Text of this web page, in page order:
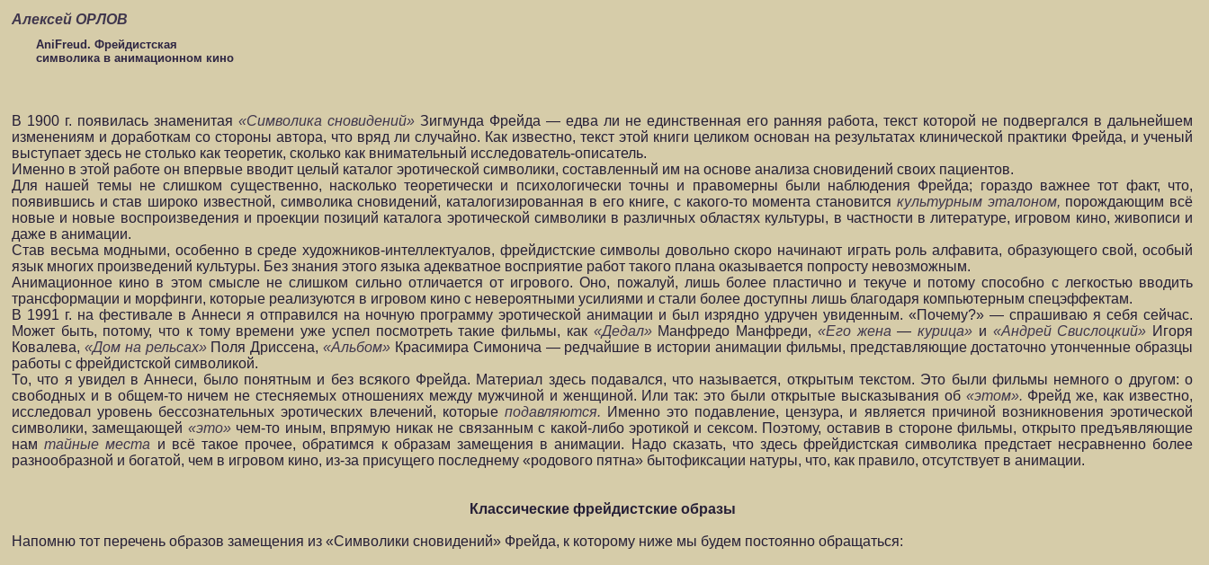
Алексей ОРЛОВ
AniFreud. Фрейдистская
символика в анимационном кино
В 1900 г. появилась знаменитая «Символика сновидений» Зигмунда Фрейда — едва ли не единственная его ранняя работа, текст которой не подвергался в дальнейшем
изменениям и доработкам со стороны автора, что вряд ли случайно. Как известно, текст этой книги целиком основан на результатах клинической практики Фрейда, и ученый
выступает здесь не столько как теоретик, сколько как внимательный исследователь-описатель.
Именно в этой работе он впервые вводит целый каталог эротической символики, составленный им на основе анализа сновидений своих пациентов.
Для нашей темы не слишком существенно, насколько теоретически и психологически точны и правомерны были наблюдения Фрейда; гораздо важнее тот факт, что,
появившись и став широко известной, символика сновидений, каталогизированная в его книге, с какого-то момента становится культурным эталоном, порождающим всё
новые и новые воспроизведения и проекции позиций каталога эротической символики в различных областях культуры, в частности в литературе, игровом кино, живописи и
даже в анимации.
Став весьма модными, особенно в среде художников-интеллектуалов, фрейдистские символы довольно скоро начинают играть роль алфавита, образующего свой, особый
язык многих произведений культуры. Без знания этого языка адекватное восприятие работ такого плана оказывается попросту невозможным.
Анимационное кино в этом смысле не слишком сильно отличается от игрового. Оно, пожалуй, лишь более пластично и текуче и потому способно с легкостью вводить
трансформации и морфинги, которые реализуются в игровом кино с невероятными усилиями и стали более доступны лишь благодаря компьютерным спецэффектам.
В 1991 г. на фестивале в Аннеси я отправился на ночную программу эротической анимации и был изрядно удручен увиденным. «Почему?» — спрашиваю я себя сейчас.
Может быть, потому, что к тому времени уже успел посмотреть такие фильмы, как «Дедал»Манфредо Манфреди, «Его жена—курица» и «Андрей Свислоцкий» Игоря
Ковалева, «Дом на рельсах»Поля Дриссена,«Альбом» Красимира Симонича — редчайшие в истории анимации фильмы, представляющие достаточно утонченные образцы
работы с фрейдистской символикой.
То, что я увидел в Аннеси, было понятным и без всякого Фрейда. Материал здесь подавался, что называется, открытым текстом. Это были фильмы немного о другом: о
свободных и в общем-то ничем не стесняемых отношениях между мужчиной и женщиной. Или так: это были открытые высказывания об«этом». Фрейд же, как известно,
исследовал уровень бессознательных эротических влечений, которые подавляются. Именно это подавление, цензура, и является причиной возникновения эротической
символики, замещающей «это» чем-то иным, впрямую никак не связанным с какой-либо эротикой и сексом. Поэтому, оставив в стороне фильмы, открыто предъявляющие
намтайные места и всё такое прочее, обратимся к образам замещения в анимации. Надо сказать, что здесь фрейдистская символика предстает несравненно более
разнообразной и богатой, чем в игровом кино, из-за присущего последнему «родового пятна» бытофиксации натуры, что, как правило, отсутствует в анимации.
Классические фрейдистские образы
Напомню тот перечень образов замещения из «Символики сновидений» Фрейда, к которому ниже мы будем постоянно обращаться: